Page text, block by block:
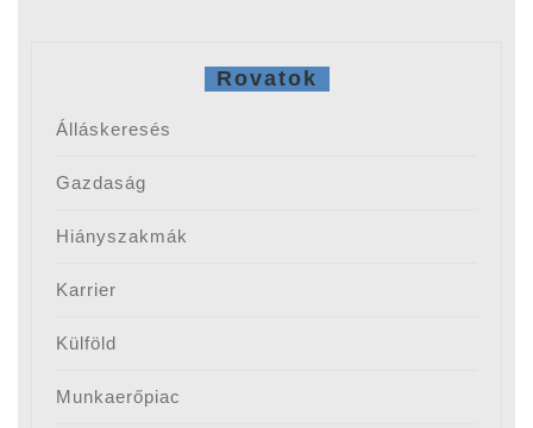
Rovatok
Álláskeresés
Gazdaság
Hiányszakmák
Karrier
Külföld
Munkaerőpiac